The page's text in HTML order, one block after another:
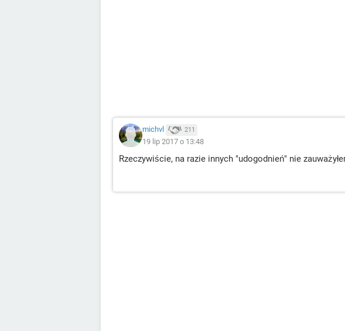
michvl 211
19 lip 2017 o 13:48
Rzeczywiście, na razie innych "udogodnień" nie